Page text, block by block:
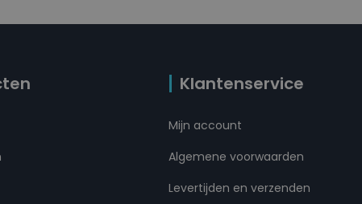
Klantenservice
Mijn account
Algemene voorwaarden
Levertijden en verzenden